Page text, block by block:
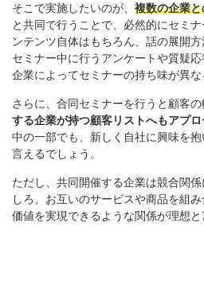
そこで実施したいのが、 複数の企業
と共同で行うことで、必然的にセミ
ンテンツ自体はもちろん、話の展開方
セミナー中に行うアンケートや質疑応
企業によってセミナーの持ち味が異な
さらに、合同セミナーを行うと顧客の
する企業が持つ顧客リストへもアプ
中の一部でも、新しく自社に興味を
言えるでしょう。
ただし、共同開催する企業は競合関
しろ、お互いのサービスや商品を組
価値を実現できるような関係が理想と